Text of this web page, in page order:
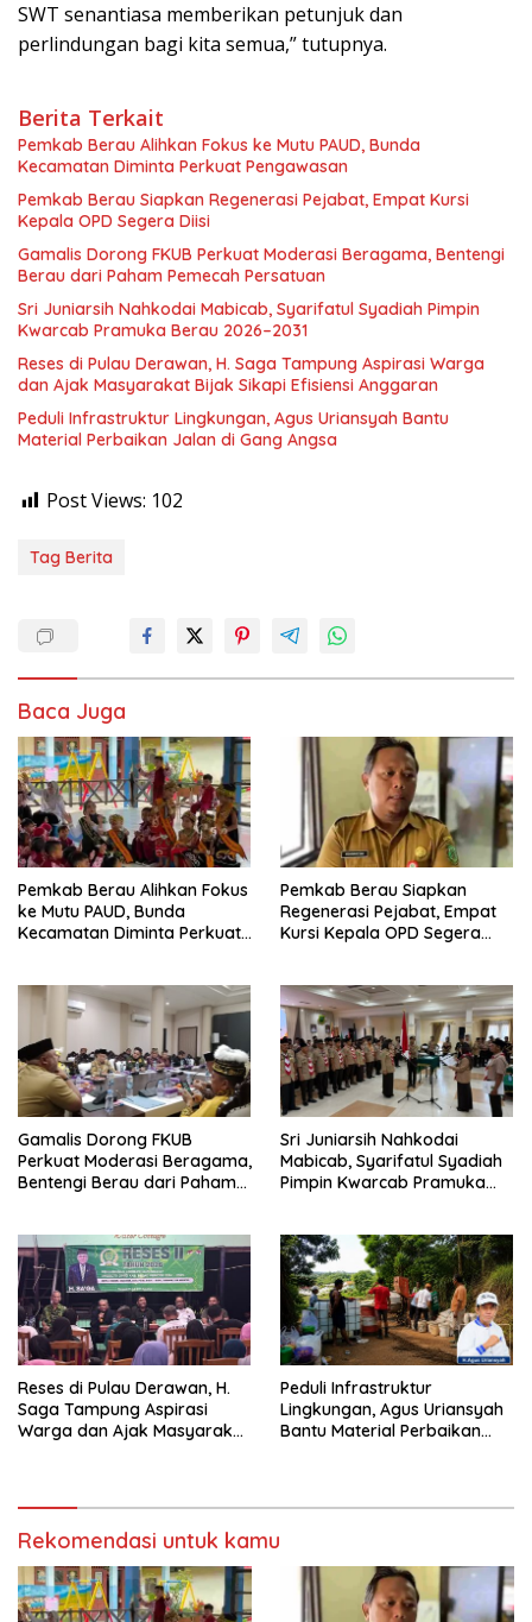
SWT senantiasa memberikan petunjuk dan
perlindungan bagi kita semua,” tutupnya.
Berita Terkait
Pemkab Berau Alihkan Fokus ke Mutu PAUD, Bunda
Kecamatan Diminta Perkuat Pengawasan
Pemkab Berau Siapkan Regenerasi Pejabat, Empat Kursi
Kepala OPD Segera Diisi
Gamalis Dorong FKUB Perkuat Moderasi Beragama, Bentengi
Berau dari Paham Pemecah Persatuan
Sri Juniarsih Nahkodai Mabicab, Syarifatul Syadiah Pimpin
Kwarcab Pramuka Berau 2026–2031
Reses di Pulau Derawan, H. Saga Tampung Aspirasi Warga
dan Ajak Masyarakat Bijak Sikapi Efisiensi Anggaran
Peduli Infrastruktur Lingkungan, Agus Uriansyah Bantu
Material Perbaikan Jalan di Gang Angsa
Post Views: 102
Tag Berita
Baca Juga
Pemkab Berau Alihkan Fokus
ke Mutu PAUD, Bunda
Kecamatan Diminta Perkuat
Pemkab Berau Siapkan
Regenerasi Pejabat, Empat
Kursi Kepala OPD Segera
Gamalis Dorong FKUB
Perkuat Moderasi Beragama,
Bentengi Berau dari Paham
Sri Juniarsih Nahkodai
Mabicab, Syarifatul Syadiah
Pimpin Kwarcab Pramuka
Reses di Pulau Derawan, H.
Saga Tampung Aspirasi
Warga dan Ajak Masyarakat
Peduli Infrastruktur
Lingkungan, Agus Uriansyah
Bantu Material Perbaikan
Rekomendasi untuk kamu